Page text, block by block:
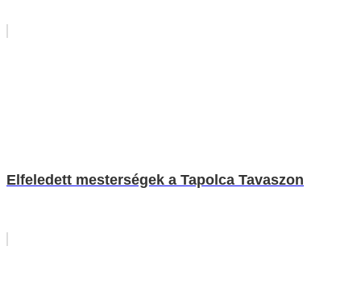
Elfeledett mesterségek a Tapolca Tavaszon